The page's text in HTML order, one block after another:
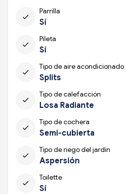
check
Parrilla
Sí
check
Pileta
Sí
check
Tipo de aire acondicionado
Splits
check
Tipo de calefacción
Losa Radiante
check
Tipo de cochera
Semi-cubierta
check
Tipo de riego del jardín
Aspersión
check
Toilette
Sí